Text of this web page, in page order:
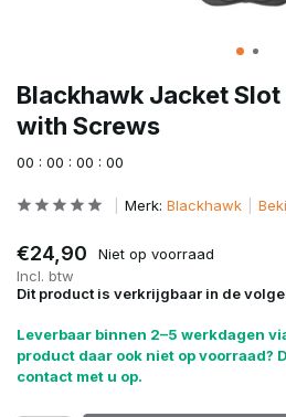
Blackhawk Jacket Slot
with Screws
00 : 00 : 00 : 00
Merk: Blackhawk
€24,90
Niet op voorraad
Incl. btw
Dit product is verkrijgbaar in de
Leverbaar binnen 2–5 werkdagen
product daar ook niet op voorraad?
contact met u op.